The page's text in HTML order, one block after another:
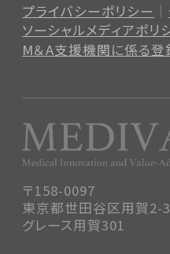
〒158-0097
東京都世田谷区用賀2-
グレース用賀301
プライバシーポリシー
ソーシャルメディアポリ
M＆A支援機関に係る登